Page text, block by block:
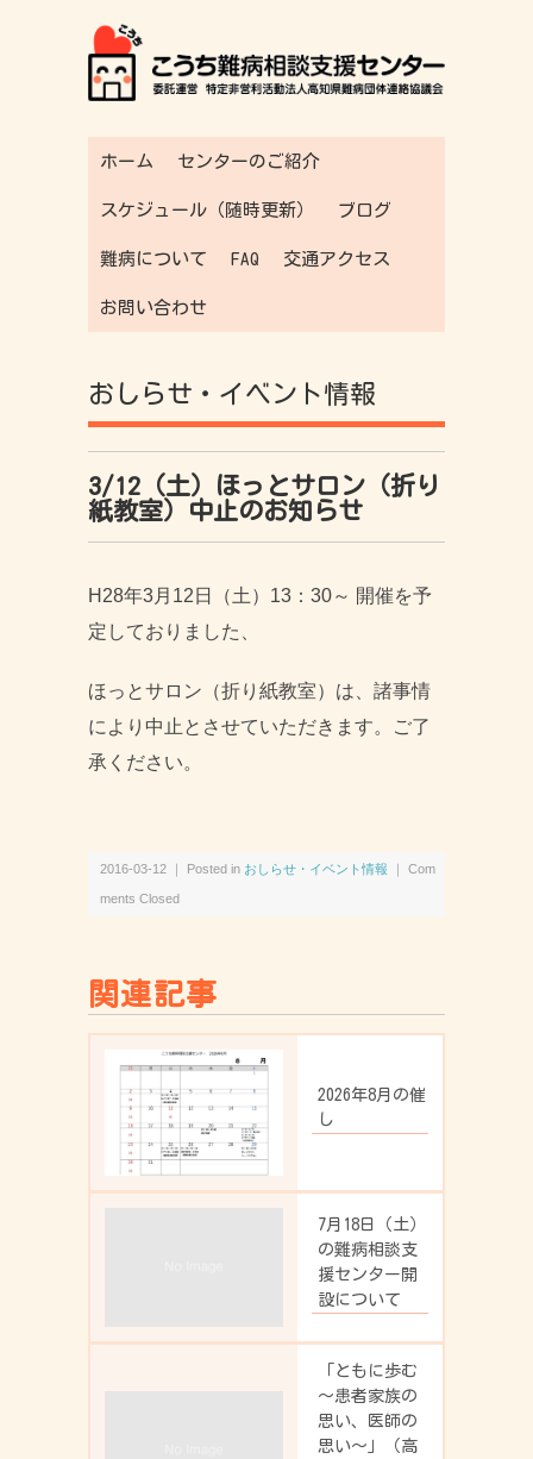
ホーム センターのご紹介
スケジュール（随時更新） ブログ
難病について FAQ 交通アクセス
お問い合わせ
おしらせ・イベント情報
3/12（土）ほっとサロン（折り
紙教室）中止のお知らせ
H28年3月12日（土）13：30～ 開催を予
定しておりました、
ほっとサロン（折り紙教室）は、諸事情
により中止とさせていただきます。ご了
承ください。
2016-03-12 ｜ Posted in おしらせ・イベント情報 Com
ments Closed
関連記事
2026年8月の催
し
7月18日（土）
の難病相談支
援センター開
設について
「ともに歩む
～患者家族の
思い、医師の
思い～」（高